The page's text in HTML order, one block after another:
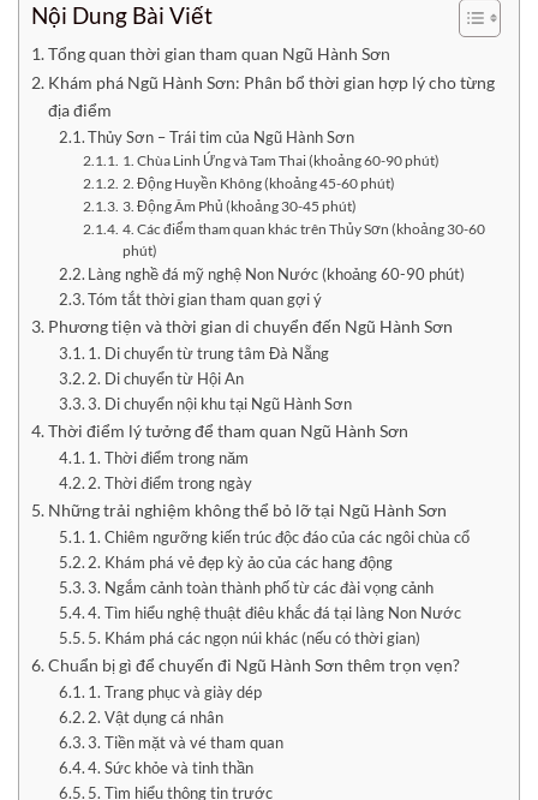
Nội Dung Bài Viết
Tổng quan thời gian tham quan Ngũ Hành Sơn
Khám phá Ngũ Hành Sơn: Phân bổ thời gian hợp lý cho từng
địa điểm
Thủy Sơn – Trái tim của Ngũ Hành Sơn
1. Chùa Linh Ứng và Tam Thai (khoảng 60-90 phút)
2. Động Huyền Không (khoảng 45-60 phút)
3. Động Âm Phủ (khoảng 30-45 phút)
4. Các điểm tham quan khác trên Thủy Sơn (khoảng 30-60
phút)
Làng nghề đá mỹ nghệ Non Nước (khoảng 60-90 phút)
Tóm tắt thời gian tham quan gợi ý
Phương tiện và thời gian di chuyển đến Ngũ Hành Sơn
1. Di chuyển từ trung tâm Đà Nẵng
2. Di chuyển từ Hội An
3. Di chuyển nội khu tại Ngũ Hành Sơn
Thời điểm lý tưởng để tham quan Ngũ Hành Sơn
1. Thời điểm trong năm
2. Thời điểm trong ngày
Những trải nghiệm không thể bỏ lỡ tại Ngũ Hành Sơn
1. Chiêm ngưỡng kiến trúc độc đáo của các ngôi chùa cổ
2. Khám phá vẻ đẹp kỳ ảo của các hang động
3. Ngắm cảnh toàn thành phố từ các đài vọng cảnh
4. Tìm hiểu nghệ thuật điêu khắc đá tại làng Non Nước
5. Khám phá các ngọn núi khác (nếu có thời gian)
Chuẩn bị gì để chuyến đi Ngũ Hành Sơn thêm trọn vẹn?
1. Trang phục và giày dép
2. Vật dụng cá nhân
3. Tiền mặt và vé tham quan
4. Sức khỏe và tinh thần
5. Tìm hiểu thông tin trước